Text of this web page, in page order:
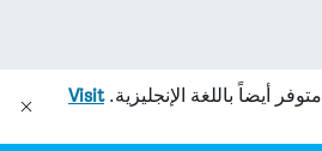
متوفر أيضاً باللغة الإنجليزية.Visit